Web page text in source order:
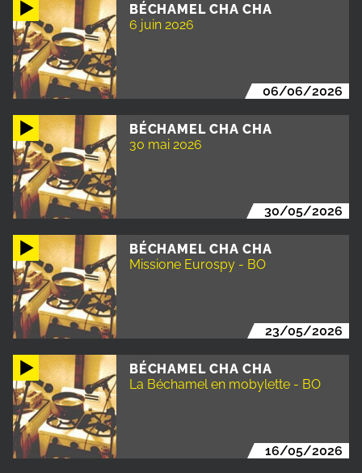
BÉCHAMEL CHA CHA
6 juin 2026
06/06/2026
BÉCHAMEL CHA CHA
30 mai 2026
30/05/2026
BÉCHAMEL CHA CHA
Missione Eurospy - BO
23/05/2026
BÉCHAMEL CHA CHA
La Béchamel en mobylette - BO
16/05/2026